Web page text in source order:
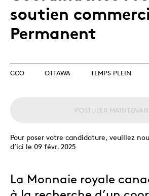
soutien
Permanent
CCO OTTAWA TEMPS PLEIN
POSTULER
Pour poser votre candidature, veuillez
d’ici le 09 févr. 2025
La Monnaie royale